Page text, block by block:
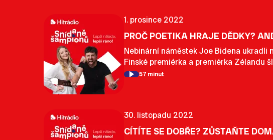
1. prosince 2022
PROČ POETIKA HRAJE DĚDKY?
Nebinární náměstek Joe Bidena ukradli
Finské premiérka a premiérka Zélandu
57 minut
30. listopadu 2022
CÍTÍTE SE DOBŘE? ZŮSTAŇTE